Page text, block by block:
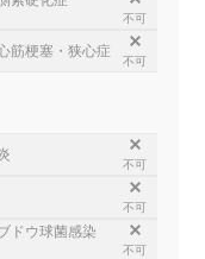
不可
筋梗塞・狭心症
不可
不可
不可
ドウ球菌感染
不可